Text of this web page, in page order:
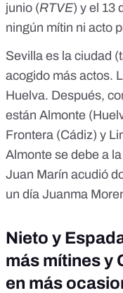
junio (RTVE) y el 13
ningún mítin ni acto
Sevilla es la ciudad
acogido más actos.
Huelva. Después,
están Almonte
Frontera (Cádiz) y
Almonte se debe a
Juan Marín acudió
un día Juanma
Nieto y
más mítines y
en más